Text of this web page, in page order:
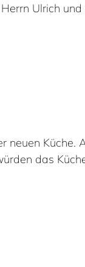
Ulrich
neuen
das